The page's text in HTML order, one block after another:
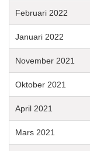
Februari 2022
Januari 2022
November 2021
Oktober 2021
April 2021
Mars 2021